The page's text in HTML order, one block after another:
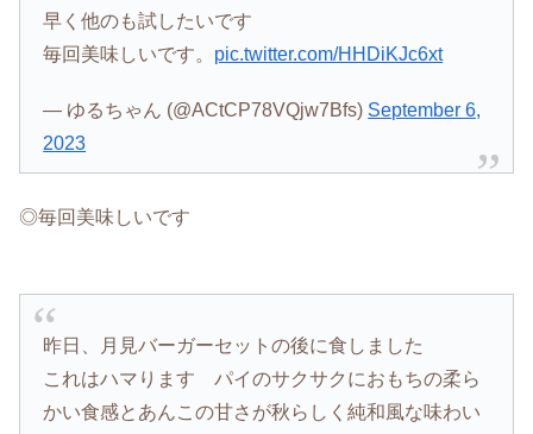
早く他のも試したいです
毎回美味しいです。 pic.twitter.com/HHDiKJc6xt
— ゆるちゃん (@ACtCP78VQjw7Bfs) September 6,
2023
◎毎回美味しいです
昨日、月見バーガーセットの後に食しました
これはハマります パイのサクサクにおもちの柔ら
かい食感とあんこの甘さが秋らしく純和風な味わい